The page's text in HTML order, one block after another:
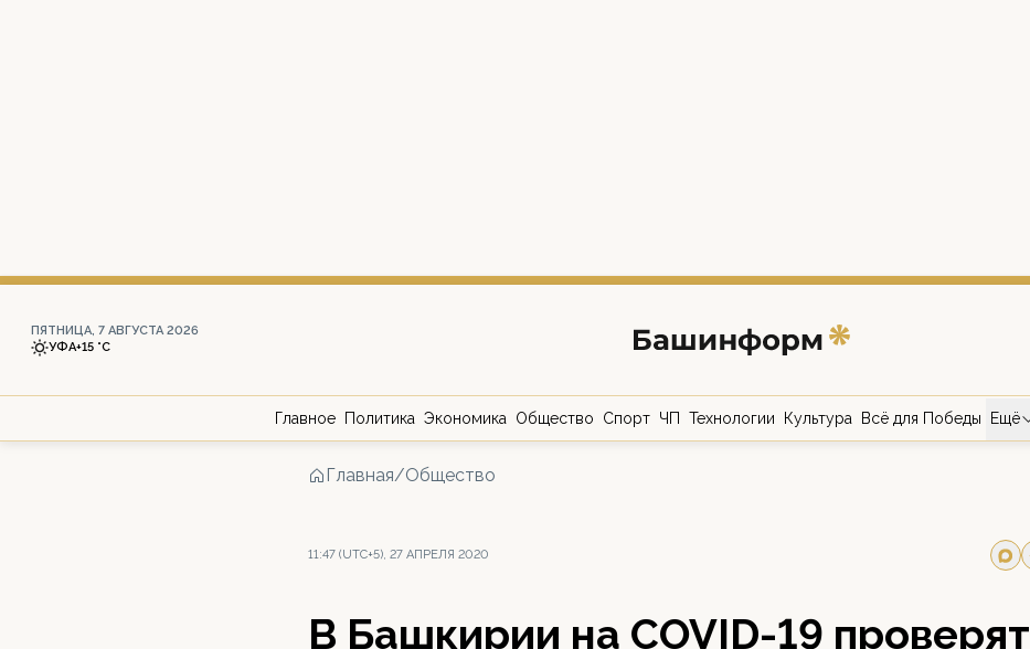
ПЯТНИЦА, 7 АВГУСТА 2026
УФА+15 °С
Главное Политика Экономика Общество Спорт ЧП Технологии Культура Всё для Победы Ещё
Главная/Общество
11:47 (UTC+5), 27 АПРЕЛЯ 2020
В Башкирии на COVID-19 проверят